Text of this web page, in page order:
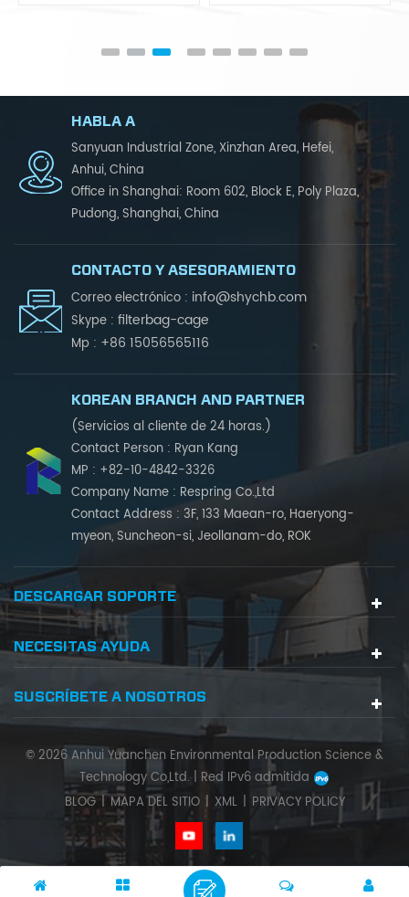
HABLA A
Sanyuan Industrial Zone, Xinzhan Area, Hefei,
Anhui, China
Office in Shanghai: Room 602, Block E, Poly Plaza,
Pudong, Shanghai, China
CONTACTO Y ASESORAMIENTO
Correo electrónico : info@shychb.com
Skype : filterbag-cage
Mp : +86 15056565116
KOREAN BRANCH AND PARTNER
(Servicios al cliente de 24 horas.)
Contact Person : Ryan Kang
MP : +82-10-4842-3326
Company Name : Respring Co.,Ltd
Contact Address : 3F, 133 Maean-ro, Haeryong-
myeon, Suncheon-si, Jeollanam-do, ROK
DESCARGAR SOPORTE
NECESITAS AYUDA
SUSCRÍBETE A NOSOTROS
© 2026 Anhui Yuanchen Environmental Production Science &
Technology Co,Ltd. | Red IPv6 admitida
BLOG | MAPA DEL SITIO | XML | PRIVACY POLICY